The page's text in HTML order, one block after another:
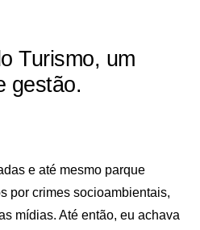
Turismo, um
gestão.
e até mesmo parque
por crimes socioambientais,
mídias. Até então, eu achava